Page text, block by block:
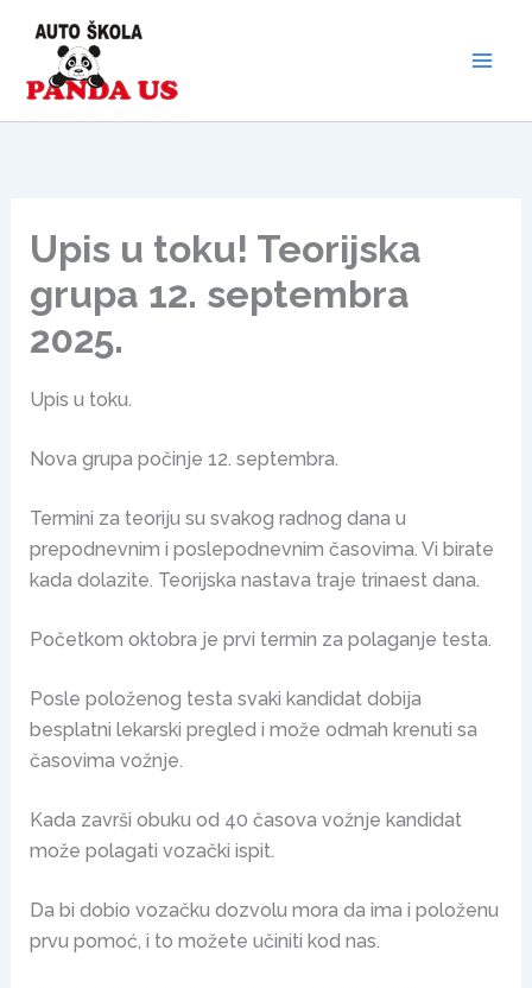
content
Upis u toku! Teorijska
grupa 12. septembra
2025.
Upis u toku.
Nova grupa počinje 12. septembra.
Termini za teoriju su svakog radnog dana u
prepodnevnim i poslepodnevnim časovima. Vi birate
kada dolazite. Teorijska nastava traje trinaest dana.
Početkom oktobra je prvi termin za polaganje testa.
Posle položenog testa svaki kandidat dobija
besplatni lekarski pregled i može odmah krenuti sa
časovima vožnje.
Kada završi obuku od 40 časova vožnje kandidat
može polagati vozački ispit.
Da bi dobio vozačku dozvolu mora da ima i položenu
prvu pomoć, i to možete učiniti kod nas.